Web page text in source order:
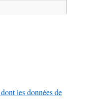
les données de